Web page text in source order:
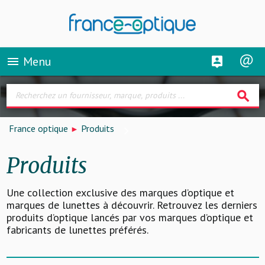
menu Menu
search
France optique Produits
Produits
Une collection exclusive des marques d’optique et
marques de lunettes à découvrir. Retrouvez les derniers
produits d’optique lancés par vos marques d’optique et
fabricants de lunettes préférés.